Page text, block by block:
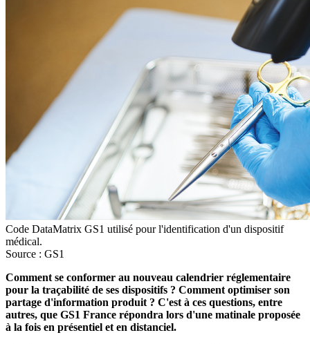
Code DataMatrix GS1 utilisé pour l'identification d'un dispositif
médical.
Source : GS1
Comment se conformer au nouveau calendrier réglementaire
pour la traçabilité de ses dispositifs ? Comment optimiser son
partage d'information produit ? C'est à ces questions, entre
autres, que GS1 France répondra lors d'une matinale proposée
à la fois en présentiel et en distanciel.